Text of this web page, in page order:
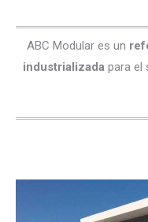
ABC Modular es un
industrializada para el